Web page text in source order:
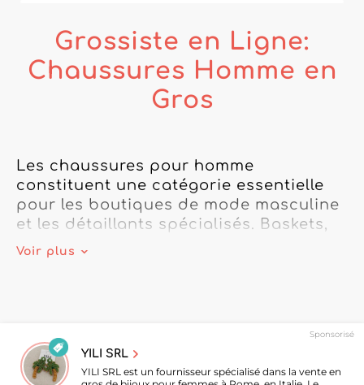
Grossiste en Ligne:
Chaussures Homme en
Gros
Les chaussures pour homme
constituent une catégorie essentielle
pour les boutiques de mode masculine
et les détaillants spécialisés. Baskets,
mocassins, chaussures de ville,
tendances.
Sur My Fashion Wholesaler, retrouvez
Voir plus
Sponsorisé
YILI SRL
YILI SRL est un fournisseur spécialisé dans la vente en